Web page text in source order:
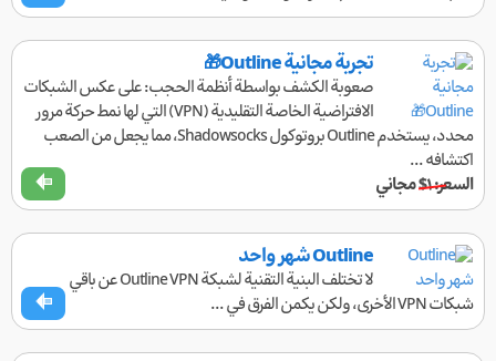
تجربة مجانية Outline🎁
صعوبة الكشف بواسطة أنظمة الحجب: على عكس الشبكات
الافتراضية الخاصة التقليدية (VPN) التي لها نمط حركة مرور
محدد، يستخدم Outline بروتوكول Shadowsocks، مما يجعل من الصعب
اكتشافه ...
السعر:$۱مجاني
Outline شهر واحد
لا تختلف البنية التقنية لشبكة Outline VPN عن باقي
شبكات VPN الأخرى، ولكن يكمن الفرق في ...